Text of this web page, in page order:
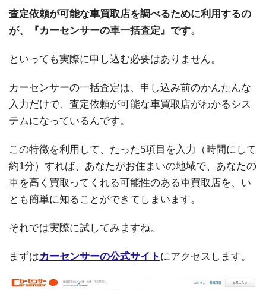
査定依頼が可能な車買取店を調べるために利用するの
が、『カーセンサーの車一括査定』です。
といっても実際に申し込む必要はありません。
カーセンサーの一括査定は、申し込み前のかんたんな
入力だけで、査定依頼が可能な車買取店がわかるシス
テムになっているんです。
この特徴を利用して、たった5項目を入力（時間にして
約1分）すれば、あなたがお住まいの地域で、あなたの
車を高く買取ってくれる可能性のある車買取店を、い
とも簡単に知ることができてしまいます。
それでは実際に試してみますね。
まずはカーセンサーの公式サイト にアクセスします。